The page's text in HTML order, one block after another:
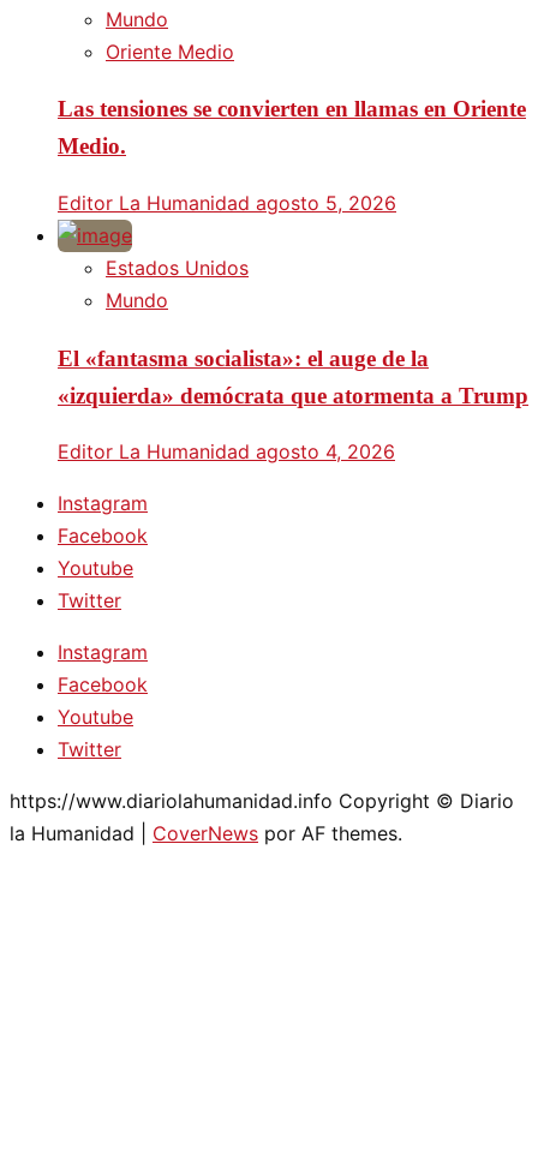
Mundo
Oriente Medio
Las tensiones se convierten en llamas en Oriente
Medio.
Editor La Humanidad agosto 5, 2026
Estados Unidos
Mundo
El «fantasma socialista»: el auge de la
«izquierda» demócrata que atormenta a Trump
Editor La Humanidad agosto 4, 2026
Instagram
Facebook
Youtube
Twitter
Instagram
Facebook
Youtube
Twitter
https://www.diariolahumanidad.info Copyright © Diario
la Humanidad
CoverNews por AF themes.